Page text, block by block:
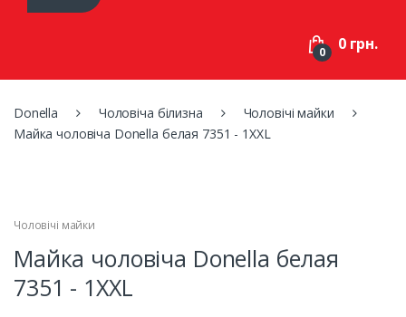
h
:
0 0 грн.
Donella Чоловіча білизна
Чоловічі майки
Майка чоловіча Donella белая 7351 - 1XXL
Чоловічі майки
Майка чоловіча Donella белая
7351 - 1XXL